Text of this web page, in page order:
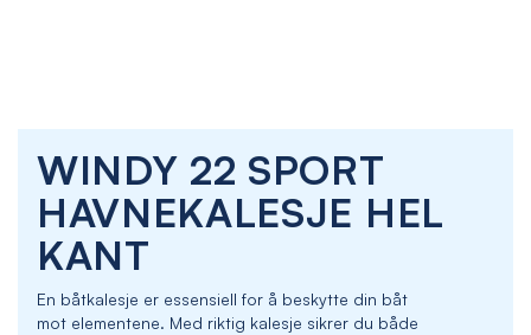
WINDY 22 SPORT
HAVNEKALESJE HEL
KANT
En båtkalesje er essensiell for å beskytte din båt
mot elementene. Med riktig kalesje sikrer du både
beginning
gallery